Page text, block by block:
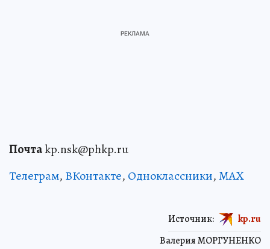
Почтаkp.nsk@phkp.ru
Телеграм, ВКонтакте, Одноклассники,MAX
Валерия МОРГУНЕНКО
Источник: kp.ru